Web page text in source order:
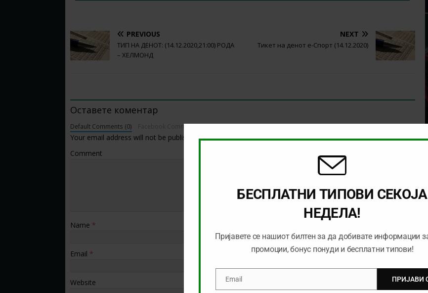
PREVIOUS
ТИП НА ДЕНОТ: (14.12.2020,21:00) РОДА
– ХЕЛМОНД
NEXT
Тикет на денот е-Спорт (14.12.2020)
Оставете коментар
Default Comments (0) Facebook Comments
Your email address will not be published.
Comment
Name *
Email *
Website
БЕСПЛАТНИ ТИПОВИ СЕКОЈА
НЕДЕЛА!
Пријавете се нашиот билтен за да добивате информации
промоции, бонус понуди и бесплатни типови!
EmailEmail ПРИЈАВИ